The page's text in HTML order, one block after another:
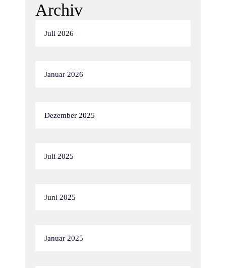
Archiv
Juli 2026
Januar 2026
Dezember 2025
Juli 2025
Juni 2025
Januar 2025